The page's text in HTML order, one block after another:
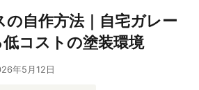
の自作方法｜自宅ガレー
コストの塗装環境
年5月12日